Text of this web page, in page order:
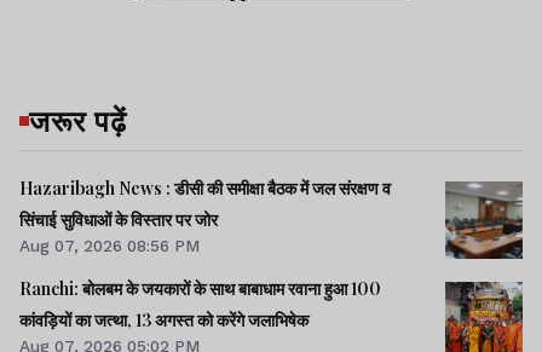
जरूर पढ़ें
Hazaribagh News : डीसी की समीक्षा बैठक में जल संरक्षण व
सिंचाई सुविधाओं के विस्तार पर जोर
Aug 07, 2026 08:56 PM
Ranchi: बोलबम के जयकारों के साथ बाबाधाम रवाना हुआ 100
कांवड़ियों का जत्था, 13 अगस्त को करेंगे जलाभिषेक
Aug 07, 2026 05:02 PM